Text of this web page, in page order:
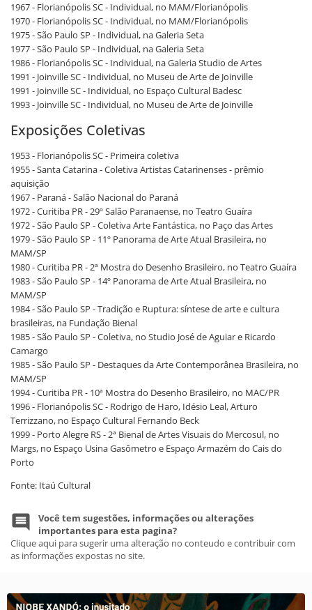
1967 - Florianópolis SC - Individual, no MAM/Florianópolis
1970 - Florianópolis SC - Individual, no MAM/Florianópolis
1975 - São Paulo SP - Individual, na Galeria Seta
1977 - São Paulo SP - Individual, na Galeria Seta
1986 - Florianópolis SC - Individual, na Galeria Studio de Artes
1991 - Joinville SC - Individual, no Museu de Arte de Joinville
1991 - Joinville SC - Individual, no Espaço Cultural Badesc
1993 - Joinville SC - Individual, no Museu de Arte de Joinville
Exposições Coletivas
1953 - Florianópolis SC - Primeira coletiva
1955 - Santa Catarina - Coletiva Artistas Catarinenses - prêmio
aquisição
1967 - Paraná - Salão Nacional do Paraná
1972 - Curitiba PR - 29º Salão Paranaense, no Teatro Guaíra
1972 - São Paulo SP - Coletiva Arte Fantástica, no Paço das Artes
1979 - São Paulo SP - 11º Panorama de Arte Atual Brasileira, no
MAM/SP
1980 - Curitiba PR - 2ª Mostra do Desenho Brasileiro, no Teatro Guaíra
1983 - São Paulo SP - 14º Panorama de Arte Atual Brasileira, no
MAM/SP
1984 - São Paulo SP - Tradição e Ruptura: síntese de arte e cultura
brasileiras, na Fundação Bienal
1985 - São Paulo SP - Coletiva, no Studio José de Aguiar e Ricardo
Camargo
1985 - São Paulo SP - Destaques da Arte Contemporânea Brasileira, no
MAM/SP
1994 - Curitiba PR - 10ª Mostra do Desenho Brasileiro, no MAC/PR
1996 - Florianópolis SC - Rodrigo de Haro, Idésio Leal, Arturo
Terrizzano, no Espaço Cultural Fernando Beck
1999 - Porto Alegre RS - 2ª Bienal de Artes Visuais do Mercosul, no
Margs, no Espaço Usina Gasômetro e Espaço Armazém do Cais do
Porto
Fonte: Itaú Cultural
Você tem sugestões, informações ou alterações
importantes para esta pagina?
Clique aqui para sugerir uma alteração no conteudo e contribuir com
as informações expostas no site.